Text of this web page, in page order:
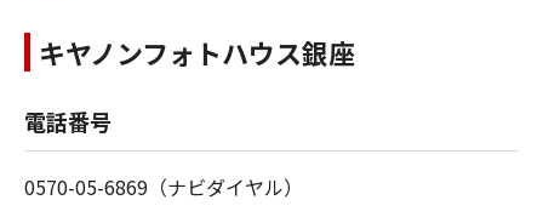
キヤノンフォトハウス銀座
電話番号
0570-05-6869（ナビダイヤル）